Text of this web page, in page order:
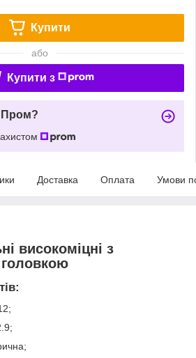
Купити
або
Купити з
Пром?
Доставка Оплата Умови
високоміцні з